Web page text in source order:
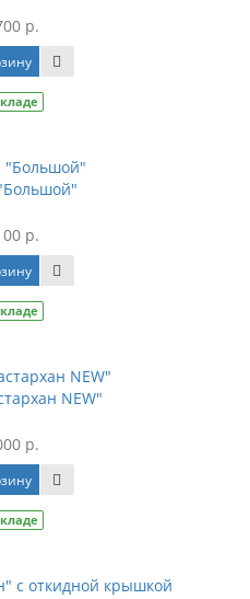
р.
р.
NEW"
р.